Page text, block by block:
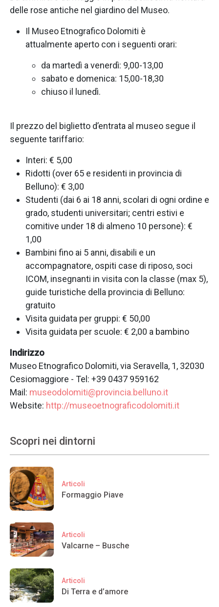
delle rose antiche nel giardino del Museo.
Il Museo Etnografico Dolomiti è
attualmente aperto con i seguenti orari:
da martedì a venerdì: 9,00-13,00
sabato e domenica: 15,00-18,30
chiuso il lunedì.
Il prezzo del biglietto d’entrata al museo segue il
seguente tariffario:
Interi: € 5,00
Ridotti (over 65 e residenti in provincia di
Belluno): € 3,00
Studenti (dai 6 ai 18 anni, scolari di ogni ordine e
grado, studenti universitari; centri estivi e
comitive under 18 di almeno 10 persone): €
1,00
Bambini fino ai 5 anni, disabili e un
accompagnatore, ospiti case di riposo, soci
ICOM, insegnanti in visita con la classe (max 5),
guide turistiche della provincia di Belluno:
gratuito
Visita guidata per gruppi: € 50,00
Visita guidata per scuole: € 2,00 a bambino
Indirizzo
Museo Etnografico Dolomiti, via Seravella, 1, 32030
Cesiomaggiore - Tel: +39 0437 959162
Mail: museodolomiti@provincia.belluno.it
Website: http://museoetnograficodolomiti.it
Scopri nei dintorni
Articoli
Formaggio Piave
Articoli
Valcarne – Busche
Articoli
Di Terra e d’amore